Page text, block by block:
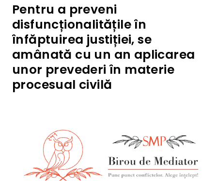
Pentru a preveni
disfuncționalitățile în
înfăptuirea justiției, se
amânată cu un an aplicarea
unor prevederi în materie
procesual civilă